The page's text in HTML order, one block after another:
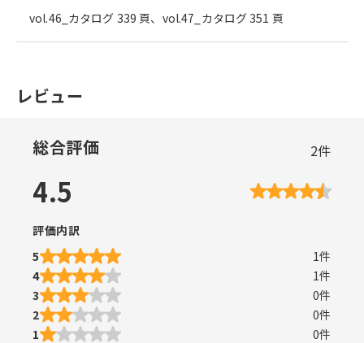
vol.46_カタログ 339 頁、vol.47_カタログ 351 頁
レビュー
総合評価 2件
4.5
評価内訳
5
1件
4
1件
3
0件
2
0件
1
0件